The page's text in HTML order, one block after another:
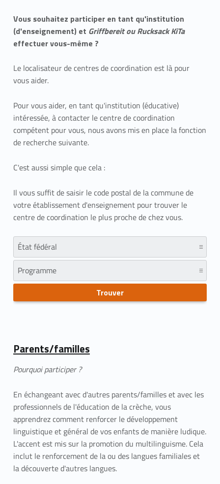
Vous souhaitez participer en tant qu'institution
(d'enseignement) et Griffbereit ou Rucksack KiTa
effectuer vous-même ?
Le localisateur de centres de coordination est là pour
vous aider.
Pour vous aider, en tant qu'institution (éducative)
intéressée, à contacter le centre de coordination
compétent pour vous, nous avons mis en place la fonction
de recherche suivante.
C'est aussi simple que cela :
Il vous suffit de saisir le code postal de la commune de
votre établissement d'enseignement pour trouver le
centre de coordination le plus proche de chez vous.
Parents/familles
Pourquoi participer ?
En échangeant avec d'autres parents/familles et avec les
professionnels de l'éducation de la crèche, vous
apprendrez comment renforcer le développement
linguistique et général de vos enfants de manière ludique.
L'accent est mis sur la promotion du multilinguisme. Cela
inclut le renforcement de la ou des langues familiales et
la découverte d'autres langues.